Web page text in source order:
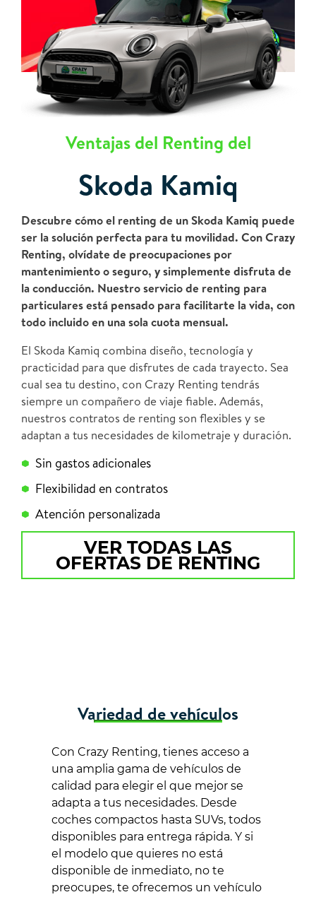
Ventajas del Renting del
Skoda Kamiq
Descubre cómo el renting de un Skoda Kamiq puede
ser la solución perfecta para tu movilidad. Con Crazy
Renting, olvídate de preocupaciones por
mantenimiento o seguro, y simplemente disfruta de
la conducción. Nuestro servicio de renting para
particulares está pensado para facilitarte la vida, con
todo incluido en una sola cuota mensual.
El Skoda Kamiq combina diseño, tecnología y
practicidad para que disfrutes de cada trayecto. Sea
cual sea tu destino, con Crazy Renting tendrás
siempre un compañero de viaje fiable. Además,
nuestros contratos de renting son flexibles y se
adaptan a tus necesidades de kilometraje y duración.
Sin gastos adicionales
Flexibilidad en contratos
Atención personalizada
VER TODAS LAS
OFERTAS DE RENTING
Variedad de vehículos
Con Crazy Renting, tienes acceso a
una amplia gama de vehículos de
calidad para elegir el que mejor se
adapta a tus necesidades. Desde
coches compactos hasta SUVs, todos
disponibles para entrega rápida. Y si
el modelo que quieres no está
disponible de inmediato, no te
preocupes, te ofrecemos un vehículo